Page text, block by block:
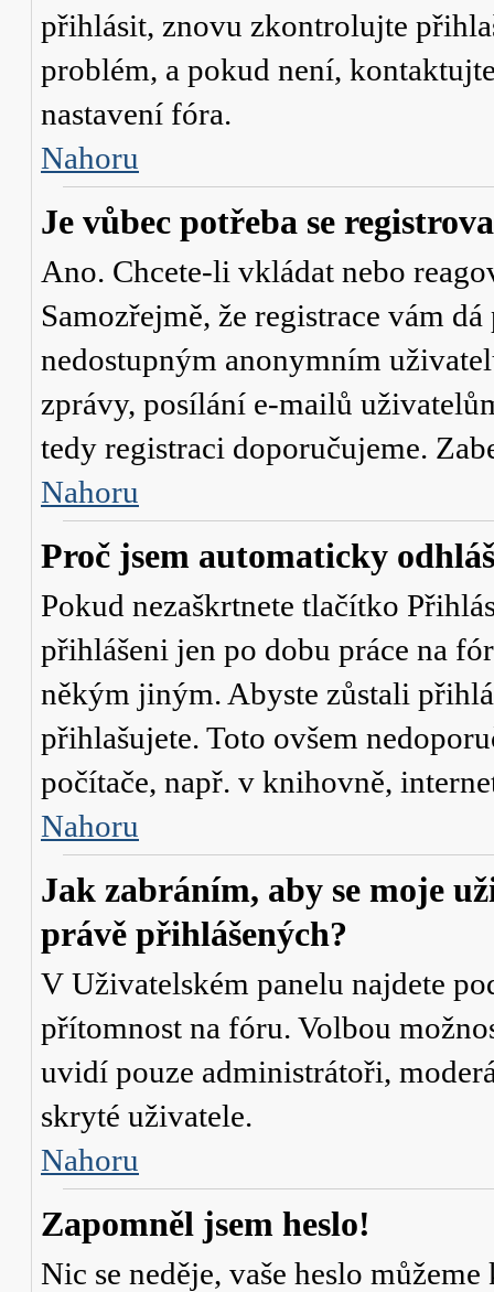
přihlásit, znovu zkontrolujte
problém, a pokud není,
nastavení fóra.
Nahoru
Je vůbec potřeba se
Ano. Chcete-li vkládat nebo
Samozřejmě, že registrace vám
nedostupným anonymním
zprávy, posílání e-mailů
tedy registraci doporučujeme.
Nahoru
Proč jsem automaticky
Pokud nezaškrtnete tlačítko
přihlášeni jen po dobu práce na
někým jiným. Abyste zůstali
přihlašujete. Toto ovšem
počítače, např. v knihovně,
Nahoru
Jak zabráním, aby se moje
právě přihlášených?
V Uživatelském panelu najdete
přítomnost na fóru. Volbou
uvidí pouze administrátoři,
skryté uživatele.
Nahoru
Zapomněl jsem heslo!
Nic se neděje, vaše heslo